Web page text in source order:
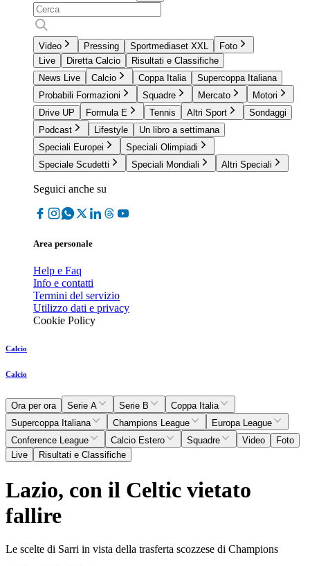
Video Pressing Sportmediaset XXL
Foto
Live
Diretta Calcio
Risultati e Classifiche
News Live
Calcio Coppa Italia
Supercoppa Italiana
Probabili Formazioni
Squadre Mercato
Motori
Drive UP
Formula E Tennis Altri Sport
Sondaggi
Podcast
Lifestyle
Un libro a settimana
Speciali Europei
Speciali Olimpiadi
Speciale Scudetti
Speciali Mondiali Altri Speciali
Seguici anche su
Area personale
Help e Faq
Info e contatti
Termini del servizio
Utilizzo dati e privacy
Cookie Policy
Calcio
Calcio
Ora per ora Serie A Serie B
Coppa Italia
Supercoppa Italiana
Champions League
Europa League
Conference League
Calcio Estero Squadre Video
Foto
Live
Risultati e Classifiche
Lazio, con il Celtic vietato
fallire
Le scelte di Sarri in vista della trasferta scozzese di Champions